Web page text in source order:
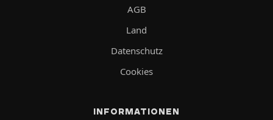
AGB
Land
Datenschutz
Cookies
INFORMATIONEN